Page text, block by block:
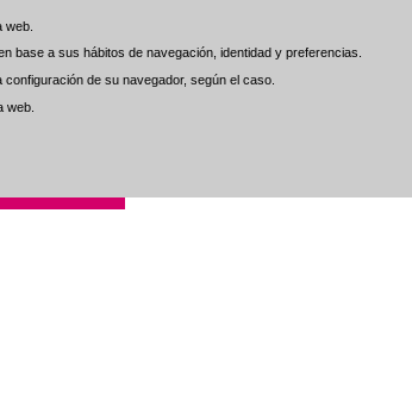
web.
base a sus hábitos de navegación, identidad y preferencias.
de su navegador, según el caso.
web.
web.
base a sus hábitos de navegación, identidad y preferencias.
de su navegador, según el caso.
web.